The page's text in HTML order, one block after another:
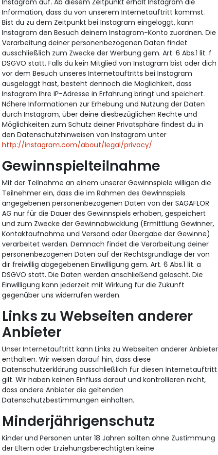
Instagram auf. Ab diesem Zeitpunkt erhält Instagram die
Information, dass du von unserem Internetauftritt kommst.
Bist du zu dem Zeitpunkt bei Instagram eingeloggt, kann
Instagram den Besuch deinem Instagram-Konto zuordnen. Die
Verarbeitung deiner personenbezogenen Daten findet
ausschließlich zum Zwecke der Werbung gem. Art. 6 Abs.1 lit. f
DSGVO statt. Falls du kein Mitglied von Instagram bist oder dich
vor dem Besuch unseres Internetauftritts bei Instagram
ausgeloggt hast, besteht dennoch die Möglichkeit, dass
Instagram Ihre IP-Adresse in Erfahrung bringt und speichert.
Nähere Informationen zur Erhebung und Nutzung der Daten
durch Instagram, über deine diesbezüglichen Rechte und
Möglichkeiten zum Schutz deiner Privatsphäre findest du in
den Datenschutzhinweisen von Instagram unter
http://instagram.com/about/legal/privacy/
Gewinnspielteilnahme
Mit der Teilnahme an einem unserer Gewinnspiele willigen die
Teilnehmer ein, dass die im Rahmen des Gewinnspiels
angegebenen personenbezogenen Daten von der SAGAFLOR
AG nur für die Dauer des Gewinnspiels erhoben, gespeichert
und zum Zwecke der Gewinnabwicklung (Ermittlung Gewinner,
Kontaktaufnahme und Versand oder Übergabe der Gewinne)
verarbeitet werden. Demnach findet die Verarbeitung deiner
personenbezogenen Daten auf der Rechtsgrundlage der von
dir freiwillig abgegebenen Einwilligung gem. Art. 6 Abs.1 lit. a
DSGVO statt. Die Daten werden anschließend gelöscht. Die
Einwilligung kann jederzeit mit Wirkung für die Zukunft
gegenüber uns widerrufen werden.
Links zu Webseiten anderer
Anbieter
Unser Internetauftritt kann Links zu Webseiten anderer Anbieter
enthalten. Wir weisen darauf hin, dass diese
Datenschutzerklärung ausschließlich für diesen Internetauftritt
gilt. Wir haben keinen Einfluss darauf und kontrollieren nicht,
dass andere Anbieter die geltenden
Datenschutzbestimmungen einhalten.
Minderjährigenschutz
Kinder und Personen unter 18 Jahren sollten ohne Zustimmung
der Eltern oder Erziehungsberechtigten keine